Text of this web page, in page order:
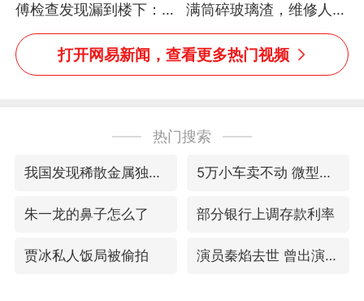
傅检查发现漏到楼下：出
风口未延伸到外墙
满筒碎玻璃渣，维修人员
称是人为原因，从未见过
洗衣机自爆
打开网易新闻，查看更多热门视频
热门搜索
我国发现稀散金属独立新矿物——乌斯河锗矿 5万小车卖不动 微型代步车集体遇冷
朱一龙的鼻子怎么了 部分银行上调存款利率
贾冰私人饭局被偷拍 演员秦焰去世 曾出演《狂飙》